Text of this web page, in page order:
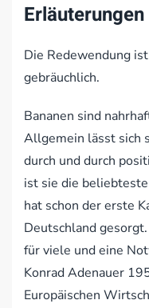
Erläuterungen
Die Redewendung
gebräuchlich.
Bananen sind
Allgemein lässt sich
durch und durch
ist sie die
hat schon der erste
Deutschland
für viele und eine
Konrad Adenauer
Europäischen